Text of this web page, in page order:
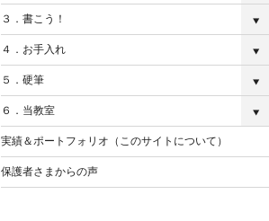
３．書こう！
４．お手入れ
５．硬筆
６．当教室
実績＆ポートフォリオ（このサイトについて）
保護者さまからの声